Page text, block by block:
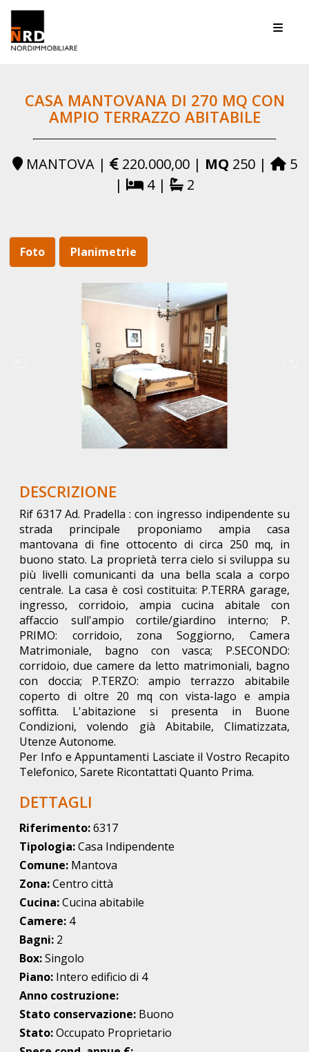
CASA MANTOVANA DI 270 MQ CON
AMPIO TERRAZZO ABITABILE
MANTOVA | 220.000,00 | MQ 250 |
5
|
4 | 2
Foto Planimetrie
DESCRIZIONE
Rif 6317 Ad. Pradella : con ingresso indipendente su
strada principale proponiamo ampia casa
mantovana di fine ottocento di circa 250 mq, in
buono stato. La proprietà terra cielo si sviluppa su
più livelli comunicanti da una bella scala a corpo
centrale. La casa è così costituita: P.TERRA garage,
ingresso, corridoio, ampia cucina abitale con
affaccio sull'ampio cortile/giardino interno; P.
PRIMO: corridoio, zona Soggiorno, Camera
Matrimoniale, bagno con vasca; P.SECONDO:
corridoio, due camere da letto matrimoniali, bagno
con doccia; P.TERZO: ampio terrazzo abitabile
coperto di oltre 20 mq con vista-lago e ampia
soffitta. L'abitazione si presenta in Buone
Condizioni, volendo già Abitabile, Climatizzata,
Utenze Autonome.
Per Info e Appuntamenti Lasciate il Vostro Recapito
Telefonico, Sarete Ricontattati Quanto Prima.
DETTAGLI
Riferimento:6317
Tipologia:Casa Indipendente
Comune: Mantova
Zona:Centro città
Cucina:Cucina abitabile
Camere: 4
Bagni: 2
Box:Singolo
Piano: Intero edificio di 4
Anno costruzione:
Stato conservazione: Buono
Stato:Occupato Proprietario